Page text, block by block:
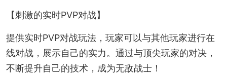
【刺激的实时PVP对战】
提供实时PVP对战玩法，玩家可以与其他玩家进行在
线对战，展示自己的实力。通过与顶尖玩家的对决，
不断提升自己的技术，成为无敌战士！